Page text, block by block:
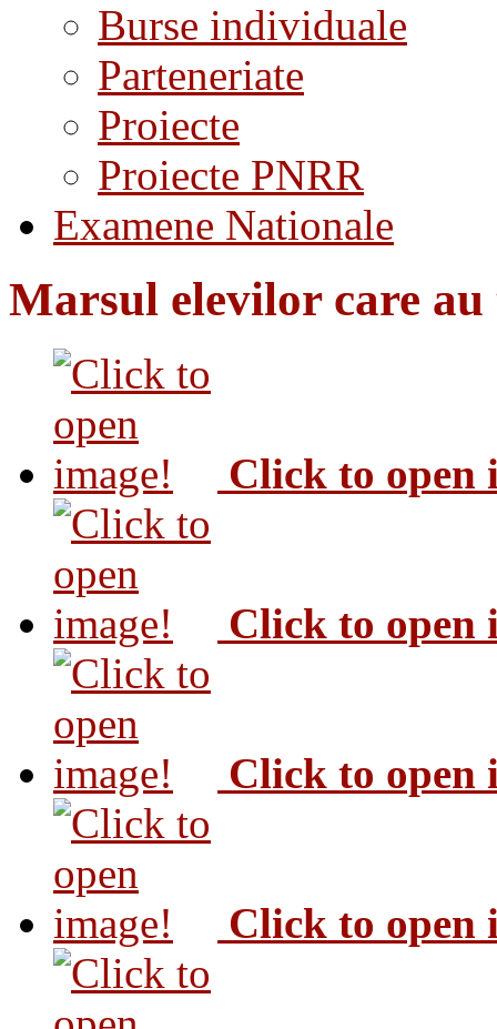
Burse individuale
Parteneriate
Proiecte
Proiecte PNRR
Examene Nationale
Marsul elevilor care
Click to open
Click to open
Click to open
Click to open